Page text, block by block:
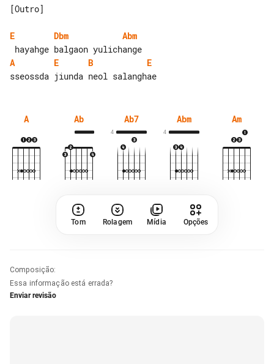
[Outro]
E Dbm
Abm
A
E B
E
A Ab Ab7
4
Abm
4
Am
Tom Rolagem Mídia Opções
Composição:
Essa informação está errada?
Enviar revisão